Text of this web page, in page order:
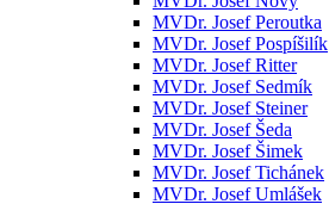
MVDr. Josef Peroutka
MVDr. Josef Pospíšilík
MVDr. Josef Ritter
MVDr. Josef Sedmík
MVDr. Josef Steiner
MVDr. Josef Šeda
MVDr. Josef Šimek
MVDr. Josef Tichánek
MVDr. Josef Umlášek